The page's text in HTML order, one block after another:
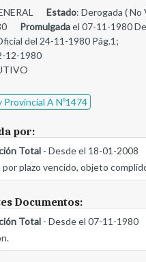
Estado: Derogada ( No
Promulgadael 07-11-1980
del 24-11-1980 Pág.1;
12-1980
Provincial A Nº1474
por:
Total - Desde el 18-01-2008
por plazo vencido, objeto
Documentos:
Total - Desde el 07-11-1980